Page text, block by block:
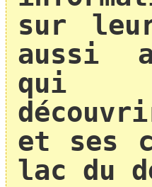
sur
aussi
qui
et ses
lac du